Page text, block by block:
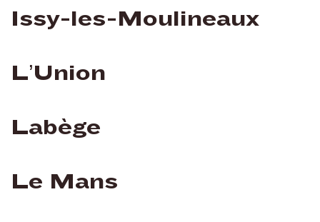
Issy-les-Moulineaux
L’Union
Labège
Le Mans